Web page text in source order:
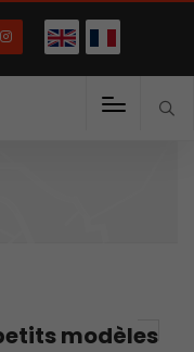
modèles
(English)